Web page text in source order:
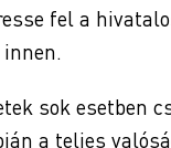
fel a
sok esetben
a teljes